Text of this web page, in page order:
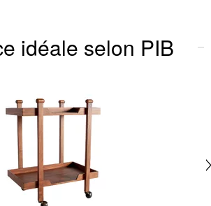
idéale selon PIB